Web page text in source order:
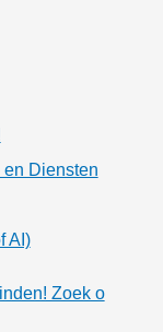
en Diensten
AI)
Zoek o